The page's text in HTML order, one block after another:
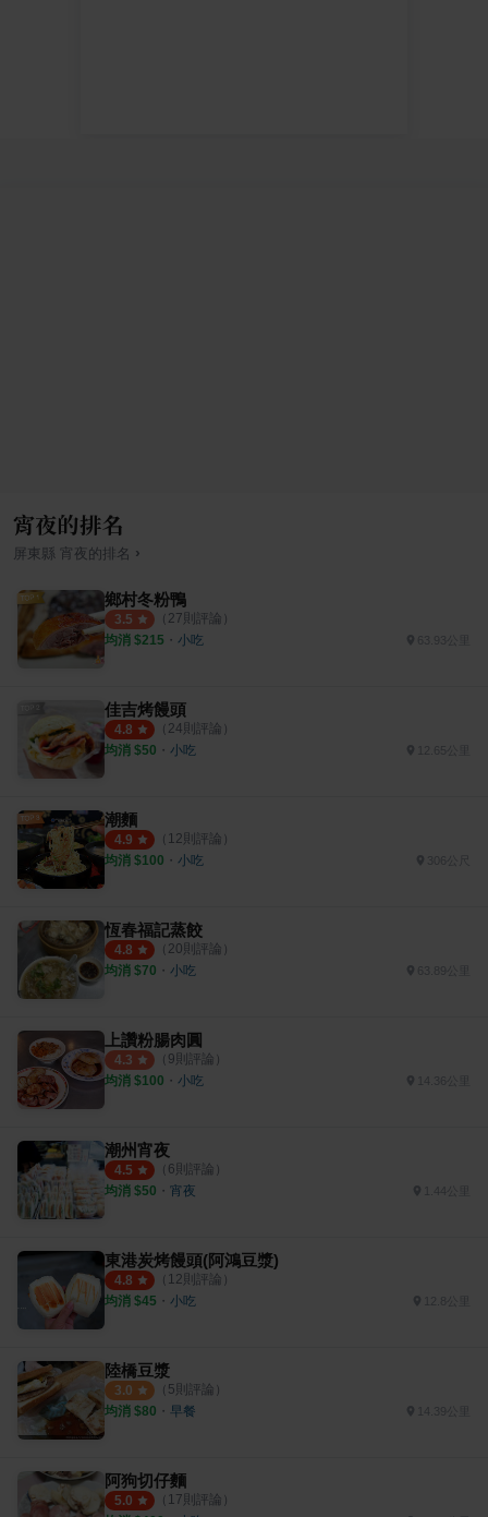
宵夜的排名
屏東縣 宵夜 的排名 ›
鄉村冬粉鴨
3.5 （ 27則評論）
均消 $215 ・ 小吃
佳吉烤饅頭
4.8 （ 24則評論）
均消 $50 ・ 小吃 12.65公里
潮麵
4.9 （ 12則評論）
均消 $100 ・ 小吃
恆春福記蒸餃
4.8 （ 20則評論）
均消 $70 ・ 小吃
上讚粉腸肉圓
4.3 （ 9則評論）
均消 $100 ・ 小吃 14.36公里
潮州宵夜
4.5 （ 6則評論）
均消 $50 ・ 宵夜 1.44公里
東港炭烤饅頭(阿鴻豆漿)
4.8 （ 12則評論）
均消 $45 ・ 小吃
陸橋豆漿
3.0 （ 5則評論）
均消 $80 ・ 早餐 14.39公里
阿狗切仔麵
5.0 （ 17則評論）